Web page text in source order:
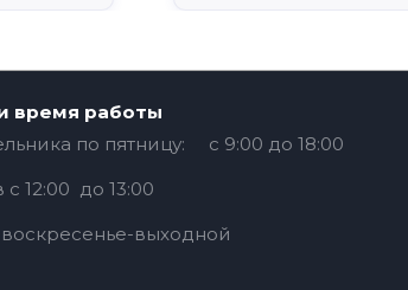
время работы
по пятницу: с 9:00 до 18:00
12:00 до 13:00
выходной